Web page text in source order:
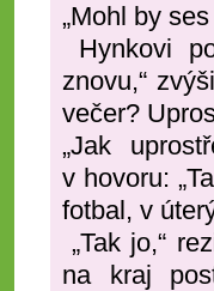
„Mohl by
Hynkovi
znovu,“
večer?
„Jak
v hovoru:
fotbal, v
„Tak jo,“
na kraj